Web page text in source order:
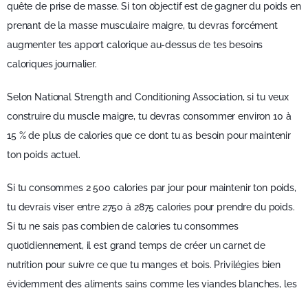
quête de prise de masse. Si ton objectif est de gagner du poids en
prenant de la masse musculaire maigre, tu devras forcément
augmenter tes apport calorique au-dessus de tes besoins
caloriques journalier.
Selon National Strength and Conditioning Association, si tu veux
construire du muscle maigre, tu devras consommer environ 10 à
15 % de plus de calories que ce dont tu as besoin pour maintenir
ton poids actuel.
Si tu consommes 2 500 calories par jour pour maintenir ton poids,
tu devrais viser entre 2750 à 2875 calories pour prendre du poids.
Si tu ne sais pas combien de calories tu consommes
quotidiennement, il est grand temps de créer un carnet de
nutrition pour suivre ce que tu manges et bois. Privilégies bien
évidemment des aliments sains comme les viandes blanches, les